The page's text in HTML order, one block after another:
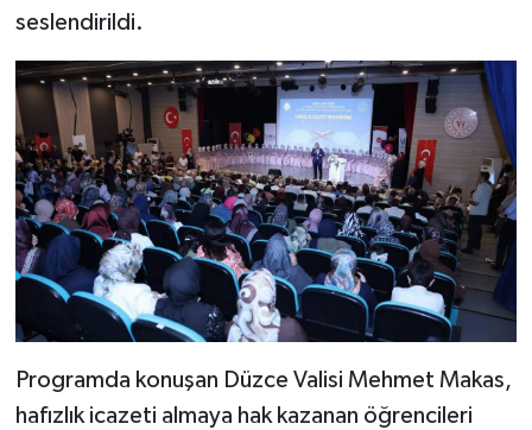
seslendirildi.
Programda konuşan Düzce Valisi Mehmet Makas,
hafızlık icazeti almaya hak kazanan öğrencileri
Denizli Müftülüğü
Diyarbakır Müftülüğü
Düzce Müftülüğü
Edirne Müftülüğü
Elazığ Müftülüğü
Erzincan Müftülüğü
Erzurum Müftülüğü
Diyanet TV
İhtida Haberleri
YAŞAM